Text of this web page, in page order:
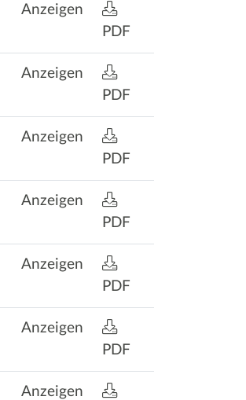
Anzeigen
PDF
Anzeigen
PDF
Anzeigen
PDF
Anzeigen
PDF
Anzeigen
PDF
Anzeigen
PDF
Anzeigen